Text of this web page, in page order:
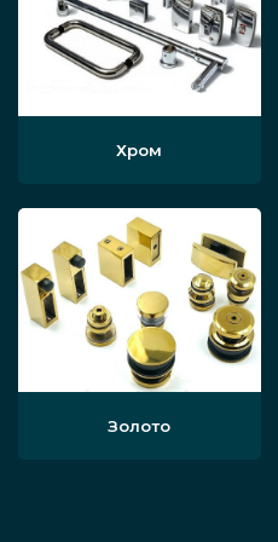
стоимость услуг
монтажа
уникальная
ванной
уникальные
экземпляре.
будет радовать,
настоящий
Хром
Золото